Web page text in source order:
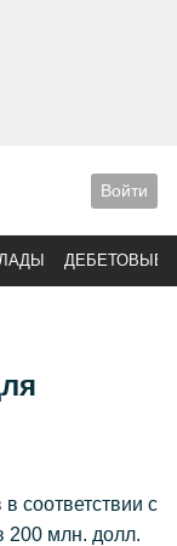
Войти
ДЕБЕТОВЫЕ
соответствии с
200 млн. долл.